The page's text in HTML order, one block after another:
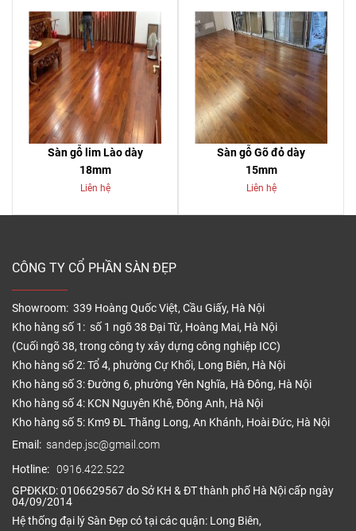
Sàn gỗ lim Lào dày
18mm
Liên hệ
Sàn gỗ Gõ đỏ dày
15mm
Liên hệ
CÔNG TY CỔ PHẦN SÀN ĐẸP
Showroom: 339 Hoàng Quốc Việt, Cầu Giấy, Hà Nội
Kho hàng số 1: số 1 ngõ 38 Đại Từ, Hoàng Mai, Hà Nội
(Cuối ngõ 38, trong công ty xây dựng công nghiệp ICC)
Kho hàng số 2: Tổ 4, phường Cự Khối, Long Biên, Hà Nội
Kho hàng số 3: Đường 6, phường Yên Nghĩa, Hà Đông, Hà Nội
Kho hàng số 4: KCN Nguyên Khê, Đông Anh, Hà Nội
Kho hàng số 5: Km9 ĐL Thăng Long, An Khánh, Hoài Đức, Hà Nội
Email: sandep.jsc@gmail.com
Hotline: 0916.422.522
GPĐKKD: 0106629567 do Sở KH & ĐT thành phố Hà Nội cấp ngày
04/09/2014
Hệ thống đại lý Sàn Đẹp có tại các quận: Long Biên,